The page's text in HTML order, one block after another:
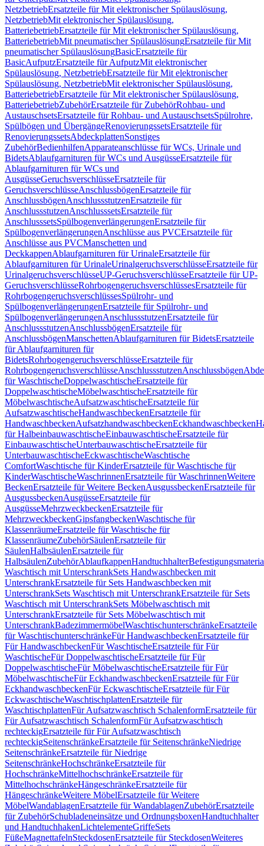
NetzbetriebErsatzteile für Mit elektronischer Spülauslösung,
NetzbetriebMit elektronischer Spülauslösung,
BatteriebetriebErsatzteile für Mit elektronischer Spülauslösung,
BatteriebetriebMit pneumatischer SpülauslösungErsatzteile für Mit
pneumatischer SpülauslösungBasicErsatzteile für
BasicAufputzErsatzteile für AufputzMit elektronischer
Spülauslösung, NetzbetriebErsatzteile für Mit elektronischer
Spülauslösung, NetzbetriebMit elektronischer Spülauslösung,
BatteriebetriebErsatzteile für Mit elektronischer Spülauslösung,
BatteriebetriebZubehörErsatzteile für ZubehörRohbau- und
AustauschsetsErsatzteile für Rohbau- und AustauschsetsSpülrohre,
Spülbögen und ÜbergängeRenovierungssetsErsatzteile für
RenovierungssetsAbdeckplattenSonstiges
ZubehörBedienhilfenApparateanschlüsse für WCs, Urinale und
BidetsAblaufgarnituren für WCs und AusgüsseErsatzteile für
Ablaufgarnituren für WCs und
AusgüsseGeruchsverschlüsseErsatzteile für
GeruchsverschlüsseAnschlussbögenErsatzteile für
AnschlussbögenAnschlussstutzenErsatzteile für
AnschlussstutzenAnschlusssetsErsatzteile für
AnschlusssetsSpülbogenverlängerungenErsatzteile für
SpülbogenverlängerungenAnschlüsse aus PVCErsatzteile für
Anschlüsse aus PVCManschetten und
DeckkappenAblaufgarnituren für UrinaleErsatzteile für
Ablaufgarnituren für UrinaleUrinalgeruchsverschlüsseErsatzteile für
UrinalgeruchsverschlüsseUP-GeruchsverschlüsseErsatzteile für UP-
GeruchsverschlüsseRohrbogengeruchsverschlüssesErsatzteile für
RohrbogengeruchsverschlüssesSpülrohr- und
SpülbogenverlängerungenErsatzteile für Spülrohr- und
SpülbogenverlängerungenAnschlussstutzenErsatzteile für
AnschlussstutzenAnschlussbögenErsatzteile für
AnschlussbögenManschettenAblaufgarnituren für BidetsErsatzteile
für Ablaufgarnituren für
BidetsRohrbogengeruchsverschlüsseErsatzteile für
RohrbogengeruchsverschlüsseAnschlussstutzenAnschlussbögen
für WaschtischeDoppelwaschtischeErsatzteile für
DoppelwaschtischeMöbelwaschtischeErsatzteile für
MöbelwaschtischeAufsatzwaschtischeErsatzteile für
AufsatzwaschtischeHandwaschbeckenErsatzteile für
HandwaschbeckenAufsatzhandwaschbeckenEckhandwaschbecken
für HalbeinbauwaschtischeEinbauwaschtischeErsatzteile für
EinbauwaschtischeUnterbauwaschtischeErsatzteile für
UnterbauwaschtischeEckwaschtischeWaschtische
ComfortWaschtische für KinderErsatzteile für Waschtische für
KinderWaschtischeWaschrinnenErsatzteile für WaschrinnenWeitere
BeckenErsatzteile für Weitere BeckenAusgussbeckenErsatzteile für
AusgussbeckenAusgüsseErsatzteile für
AusgüsseMehrzweckbeckenErsatzteile für
MehrzweckbeckenGipsfangbeckenWaschtische für
KlassenräumeErsatzteile für Waschtische für
KlassenräumeZubehörSäulenErsatzteile für
SäulenHalbsäulenErsatzteile für
HalbsäulenZubehörAblaufkappenHandtuchhalter
Waschtisch mit UnterschrankSets Handwaschbecken mit
UnterschrankErsatzteile für Sets Handwaschbecken mit
UnterschrankSets Waschtisch mit UnterschrankErsatzteile für Sets
Waschtisch mit UnterschrankSets Möbelwaschtisch mit
UnterschrankErsatzteile für Sets Möbelwaschtisch mit
UnterschrankBadezimmermöbelWaschtischunterschränkeErsatzteile
für WaschtischunterschränkeFür HandwaschbeckenErsatzteile für
Für HandwaschbeckenFür WaschtischeErsatzteile für Für
WaschtischeFür DoppelwaschtischeErsatzteile für Für
DoppelwaschtischeFür MöbelwaschtischeErsatzteile für Für
MöbelwaschtischeFür EckhandwaschbeckenErsatzteile für Für
EckhandwaschbeckenFür EckwaschtischeErsatzteile für Für
EckwaschtischeWaschtischplattenErsatzteile für
WaschtischplattenFür Aufsatzwaschtisch SchalenformErsatzteile für
Für Aufsatzwaschtisch SchalenformFür Aufsatzwaschtisch
rechteckigErsatzteile für Für Aufsatzwaschtisch
rechteckigSeitenschränkeErsatzteile für SeitenschränkeNiedrige
SeitenschränkeErsatzteile für Niedrige
SeitenschränkeHochschränkeErsatzteile für
HochschränkeMittelhochschränkeErsatzteile für
MittelhochschränkeHängeschränkeErsatzteile für
HängeschränkeWeitere MöbelErsatzteile für Weitere
MöbelWandablagenErsatzteile für WandablagenZubehörErsatzteile
für ZubehörSchubladeneinsätze und OrdnungsboxenHandtuchhalter
und HandtuchhakenLichtelementeGriffeSets
FüßeMagnettafelnSteckdosenErsatzteile für SteckdosenWeiteres